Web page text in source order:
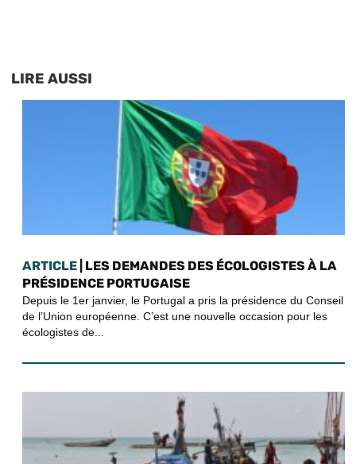
LIRE AUSSI
ARTICLE | LES DEMANDES DES ÉCOLOGISTES À LA
PRÉSIDENCE PORTUGAISE
Depuis le 1er janvier, le Portugal a pris la présidence du Conseil
de l’Union européenne. C’est une nouvelle occasion pour les
écologistes de...